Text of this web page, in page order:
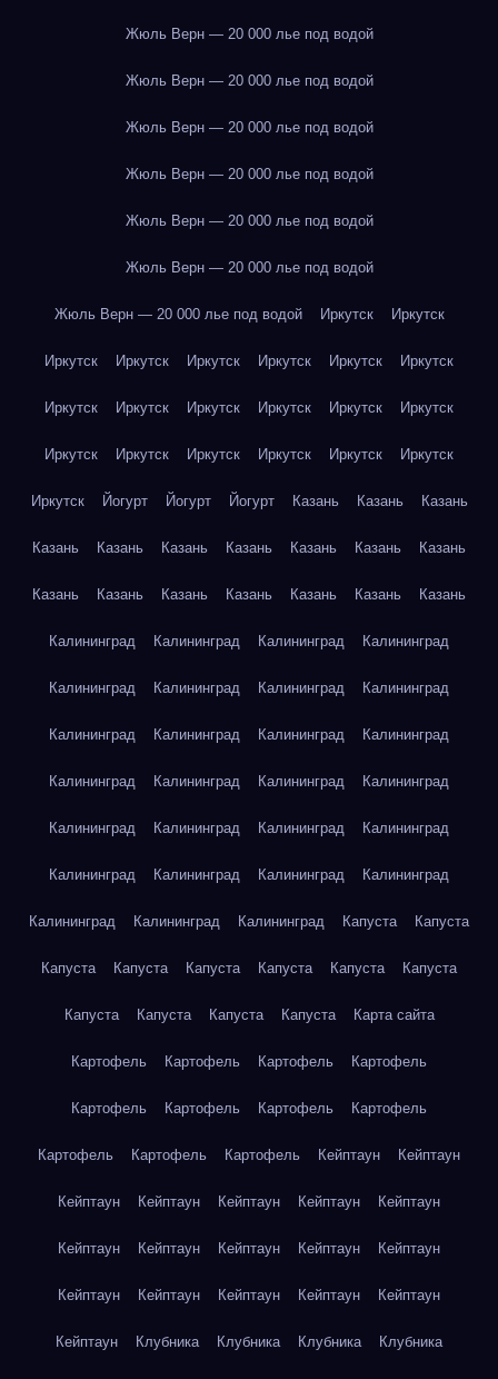
Жюль Верн — 20 000 лье под водой
Жюль Верн — 20 000 лье под водой
Жюль Верн — 20 000 лье под водой
Жюль Верн — 20 000 лье под водой
Жюль Верн — 20 000 лье под водой
Жюль Верн — 20 000 лье под водой
Жюль Верн — 20 000 лье под водой Иркутск Иркутск
Иркутск Иркутск Иркутск Иркутск Иркутск Иркутск
Иркутск Иркутск Иркутск Иркутск Иркутск Иркутск
Иркутск Иркутск Иркутск Иркутск Иркутск Иркутск
Иркутск Йогурт Йогурт Йогурт Казань Казань Казань
Казань Казань Казань Казань Казань Казань Казань
Казань Казань Казань Казань Казань Казань Казань
Калининград Калининград Калининград Калининград
Калининград Калининград Калининград Калининград
Калининград Калининград Калининград Калининград
Калининград Калининград Калининград Калининград
Калининград Калининград Калининград Калининград
Калининград Калининград Калининград Калининград
Калининград Калининград Калининград Капуста Капуста
Капуста Капуста Капуста Капуста Капуста Капуста
Капуста Капуста Капуста Капуста Карта сайта
Картофель Картофель Картофель Картофель
Картофель Картофель Картофель Картофель
Картофель Картофель Картофель Кейптаун Кейптаун
Кейптаун Кейптаун Кейптаун Кейптаун Кейптаун
Кейптаун Кейптаун Кейптаун Кейптаун Кейптаун
Кейптаун Кейптаун Кейптаун Кейптаун Кейптаун
Кейптаун Клубника Клубника Клубника Клубника